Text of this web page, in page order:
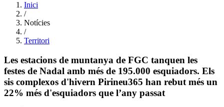
Inici
/
Notícies
/
Territori
Les estacions de muntanya de FGC tanquen les
festes de Nadal amb més de 195.000 esquiadors. Els
sis complexos d'hivern Pirineu365 han rebut més un
22% més d'esquiadors que l’any passat